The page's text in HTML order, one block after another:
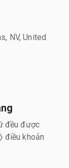
NV, United
đều được
điều khoản